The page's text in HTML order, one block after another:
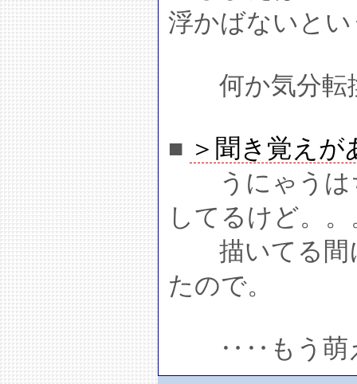
浮かばないと
何か気分転
■ ＞聞き覚え
うにゃうは
してるけど。。
描いてる間
たので。
‥‥もう萌え